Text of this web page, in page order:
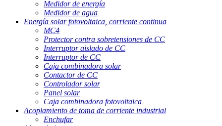
Medidor de energía
Medidor de agua
Energía solar fotovoltaica, corriente continua
MC4
Protector contra sobretensiones de CC
Interruptor aislado de CC
Interruptor de CC
Caja combinadora solar
Contactor de CC
Controlador solar
Panel solar
Caja combinadora fotovoltaica
Acoplamiento de toma de corriente industrial
Enchufar